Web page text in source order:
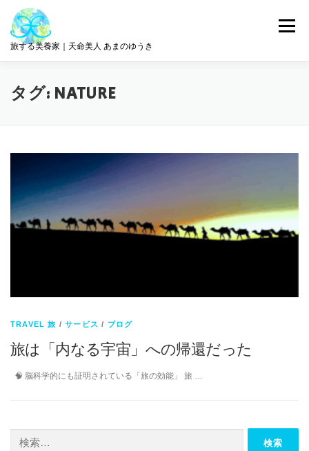
ツ
旅する美養家｜天命美人 あまのゆうき
メニュー
統合美養 旅とリトリート
タグ: NATURE
TRAVEL 旅 /サービス / ブログ
旅は「内なる宇宙」への帰還だった
🧠 脳科学的にも証明されている「旅の効能」 旅 …